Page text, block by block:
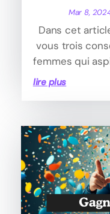
Mar 8,
Dans cet
vous trois
femmes qui
lire plus